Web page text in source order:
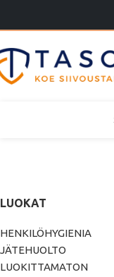
LUOKAT
HENKILÖHYGIENIA
JÄTEHUOLTO
LUOKITTAMATON